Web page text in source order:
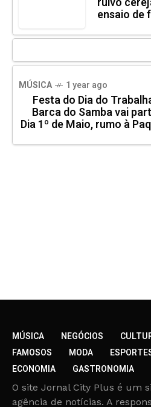
ensaio de
MÚSICA 1 year ago
Festa do Dia do
Barca do Samba vai
Dia 1º de Maio, rumo à
MÚSICA NEGÓCIOS
FAMOSOS
MODA
ECONOMIA
GASTRONOMIA
O site Jornal City Plus é um
agência de notícias. A